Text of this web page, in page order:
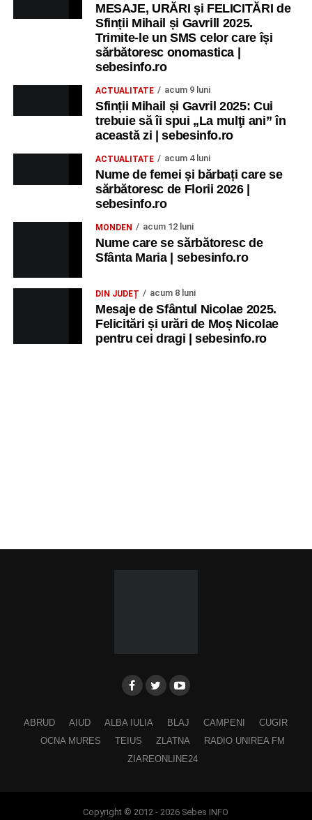
MESAJE, URĂRI și FELICITĂRI de
Sfinții Mihail și Gavrill 2025.
Trimite-le un SMS celor care își
sărbătoresc onomastica |
sebesinfo.ro
ACTUALITATE acum 9 luni
Sfinții Mihail și Gavril 2025: Cui
trebuie să îi spui „La mulţi ani” în
această zi | sebesinfo.ro
ACTUALITATE acum 4 luni
Nume de femei și bărbați care se
sărbătoresc de Florii 2026 |
sebesinfo.ro
MONDEN acum 12 luni
Nume care se sărbătoresc de
Sfânta Maria | sebesinfo.ro
DIN JUDEȚ acum 8 luni
Mesaje de Sfântul Nicolae 2025.
Felicitări și urări de Moș Nicolae
pentru cei dragi | sebesinfo.ro
ABRUD AIUD ALBA IULIA BLAJ CAMPENI
CUGIR
OCNA MURES
TEIUS ZLATNA
RADIO UNIREA FM
ZIAREONLINE24
Copyright © 2012 - 2026 Sebes INFO